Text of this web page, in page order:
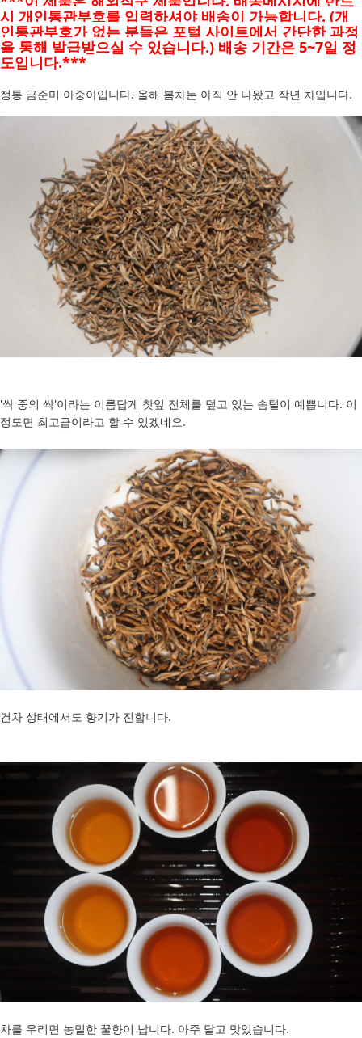
시 개인통관부호를 입력하셔야 배송이 가능합니다. (개
인통관부호가 없는 분들은 포털 사이트에서 간단한 과정
을 통해 발급받으실 수 있습니다.) 배송 기간은 5~7일 정
도입니다.***
정통 금준미 아중아입니다. 올해 봄차는 아직 안 나왔고 작년 차입니다.
'싹 중의 싹'이라는 이름답게 찻잎 전체를 덮고 있는 솜털이 예쁩니다. 이
정도면 최고급이라고 할 수 있겠네요.
건차 상태에서도 향기가 진합니다.
차를 우리면 농밀한 꿀향이 납니다. 아주 달고 맛있습니다.